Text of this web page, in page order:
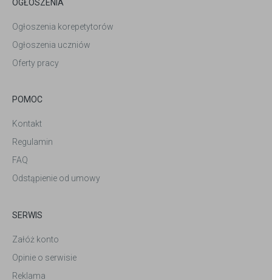
OGŁOSZENIA
Ogłoszenia korepetytorów
Ogłoszenia uczniów
Oferty pracy
POMOC
Kontakt
Regulamin
FAQ
Odstąpienie od umowy
SERWIS
Załóż konto
Opinie o serwisie
Reklama